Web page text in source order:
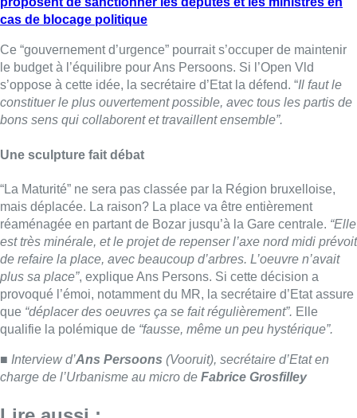
réaménagée en partant de Bozar jusqu’à la Gare centrale.“Elle
est très minérale, et le projet de repenser l’axe nord midi prévoit
de refaire la place, avec beaucoup d’arbres. L’oeuvre n’avait
plus sa place”, explique Ans Persons. Si cette décision a
provoqué l’émoi, notamment du MR, la secrétaire d’Etat assure
que“déplacer des oeuvres ça se fait régulièrement”.Elle
qualifie la polémique de“fausse, même un peu hystérique”.
charge de l’Urbanisme au micro de
Lire aussi :
Schaerbeek : un important incendie
dans un entrepôt maîtrisé après
plusieurs heures d’intervention